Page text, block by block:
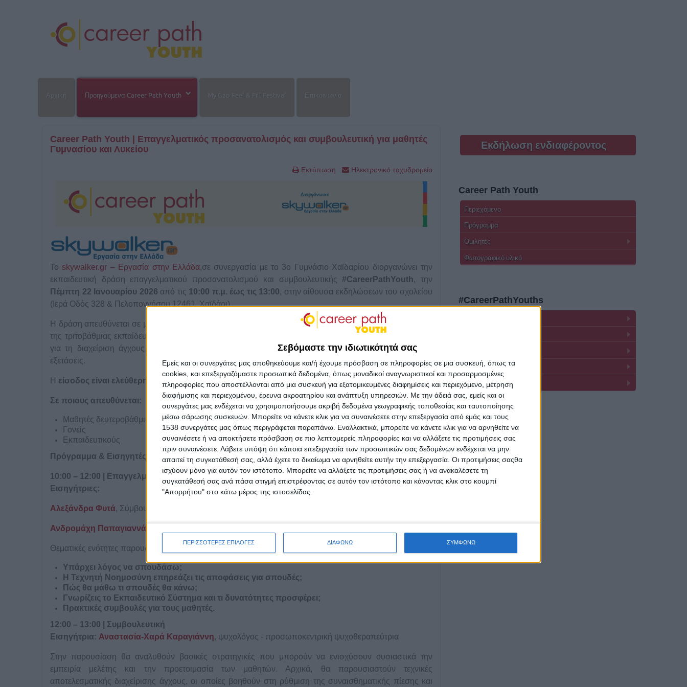
Σεβόμαστε την ιδιωτικότητά σας
Εμείς και οι συνεργάτες μας αποθηκεύουμε και/ή έχουμε πρόσβαση σε πληροφορίες σε μια συσκευή, όπως τα
cookies, και επεξεργαζόμαστε προσωπικά δεδομένα, όπως μοναδικοί αναγνωριστικοί και προσαρμοσμένες
πληροφορίες που αποστέλλονται από μια συσκευή για εξατομικευμένες διαφημίσεις και περιεχόμενο, μέτρηση
διαφήμισης και περιεχομένου, έρευνα ακροατηρίου και ανάπτυξη υπηρεσιών. Με την άδειά σας, εμείς και οι
συνεργάτες μας ενδέχεται να χρησιμοποιήσουμε ακριβή δεδομένα γεωγραφικής τοποθεσίας και ταυτοποίησης
μέσω σάρωσης συσκευών. Μπορείτε να κάνετε κλικ για να συναινέσετε στην επεξεργασία από εμάς και τους
1538 συνεργάτες μας όπως περιγράφεται παραπάνω. Εναλλακτικά, μπορείτε να κάνετε κλικ για να αρνηθείτε να
συναινέσετε ή να αποκτήσετε πρόσβαση σε πιο λεπτομερείς πληροφορίες και να αλλάξετε τις προτιμήσεις σας
πριν συναινέσετε. Λάβετε υπόψη ότι κάποια επεξεργασία των προσωπικών σας δεδομένων ενδέχεται να μην
απαιτεί τη συγκατάθεσή σας, αλλά έχετε το δικαίωμα να αρνηθείτε αυτήν την επεξεργασία. Οι προτιμήσεις σαςθα
ισχύουν μόνο για αυτόν τον ιστότοπο. Μπορείτε να αλλάξετε τις προτιμήσεις σας ή να ανακαλέσετε τη
συγκατάθεσή σας ανά πάσα στιγμή επιστρέφοντας σε αυτόν τον ιστότοπο και κάνοντας κλικ στο κουμπί
"Απορρήτου" στο κάτω μέρος της ιστοσελίδας.
ΠΕΡΙΣΣΟΤΕΡΕΣ ΕΠΙΛΟΓΕΣ ΔΙΑΦΩΝΩ ΣΥΜΦΩΝΩ
Αρχική Προηγούμενα Career Path Youth My Gap Feel & Fill Festival Επικοινωνία
Career Path Youth | Επαγγελματικός προσανατολισμός και συμβουλευτική για μαθητές
Γυμνασίου και Λυκείου
Εκτύπωση Ηλεκτρονικό ταχυδρομείο
Το skywalker.gr – Εργασία στην Ελλάδα,σε συνεργασία με το 3ο Γυμνάσιο Χαϊδαρίου διοργανώνει την
εκπαιδευτική δράση επαγγελματικού προσανατολισμού και συμβουλευτικής#CareerPathYouth, την
Πέμπτη 22 Ιανουαρίου 2026 από τις 10:00 π.μ. έως τις 13:00, στην αίθουσα εκδηλώσεων του σχολείου
(Ιερά Οδός 328 & Πελοποννήσου,12461, Χαϊδάρι)
Η δράση απευθύνεται σε μαθητές της
Στόχος της είναι η ενημέρωση για τις σχολές
της τριτοβάθμιας εκπαίδευσης, τη διαδικασία εισαγωγής σε αυτές, καθώς και η παροχή συμβουλευτικής
για τη διαχείριση άγχους, χρόνου και οργάνωσης της μελέτης, ειδικά κατά την προετοιμασία για τις
εξετάσεις.
Η είσοδος είναι ελεύθερη
Σε ποιους απευθύνεται:
Μαθητές δευτεροβάθμιας εκπαίδευσης
Γονείς
Εκπαιδευτικούς
Πρόγραμμα & Εισηγητές
10:00 – 12:00 | Επαγγελματικός προσανατολισμός
Εισηγήτριες:
Αλεξάνδρα Φυτά, Σύμβουλος Σταδιοδρομίας About Career
Ανδρομάχη Παπαγιαννάκη
Θεματικές ενότητες παρουσίασης
Υπάρχει λόγος να σπουδάσω;
Η Τεχνητή Νοημοσύνη επηρεάζει τις αποφάσεις για σπουδές;
Πώς θα μάθω τι σπουδές θα κάνω;
Γνωρίζεις το Εκπαιδευτικό Σύστημα και τι δυνατότητες προσφέρει;
Πρακτικές συμβουλές για τους μαθητές.
12:00 – 13:00 | Συμβουλευτική
Εισηγήτρια: Αναστασία-Χαρά Καραγιάννη, ψυχολόγος - προσωποκεντρική ψυχοθεραπεύτρια
Στην παρουσίαση θα αναλυθούν βασικές στρατηγικές που μπορούν να ενισχύσουν ουσιαστικά την
εμπειρία μελέτης και την προετοιμασία των μαθητών. Αρχικά, θα παρουσιαστούν τεχνικές
αποτελεσματικής διαχείρισης άγχους, οι οποίες βοηθούν στη ρύθμιση της συναισθηματικής πίεσης και
Εκδήλωση ενδιαφέροντος
Career Path Youth
Περιεχόμενο
Πρόγραμμα
Ομιλητές
Φωτογραφικό υλικό
#CareerPathYouths
2023
2022-2021-2020